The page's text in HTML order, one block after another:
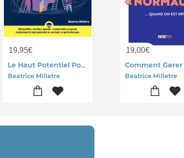
19,95€
Le Haut Potentiel Pour Les Nuls
Beatrice Milletre
19,00€
Beatrice Milletre